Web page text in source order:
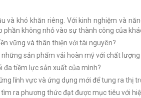
và khó khăn riêng. Với kinh nghiệm và
không nhỏ vào sự thành công của
vững và thân thiện với tài nguyên?
sản phẩm vải hoàn mỹ với chất
đa tiềm lực sản xuất của mình?
lĩnh vực và ứng dụng mới để tung ra thị
tìm ra phương thức đạt được mục tiêu với